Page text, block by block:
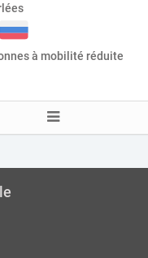
à mobilité réduite